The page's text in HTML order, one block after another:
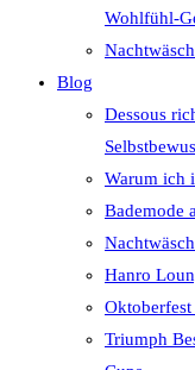
Wohlfühl-
Blog
Dessous
Warum ich
Bademode
Hanro
Triumph